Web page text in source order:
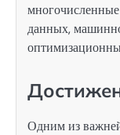
данных,
Одним из